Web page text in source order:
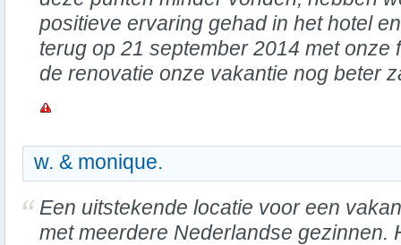
positieve ervaring gehad in het hotel
terug op 21 september 2014 met onze
de renovatie onze vakantie nog beter
w. & monique.
Een uitstekende locatie voor een
met meerdere Nederlandse gezinnen.